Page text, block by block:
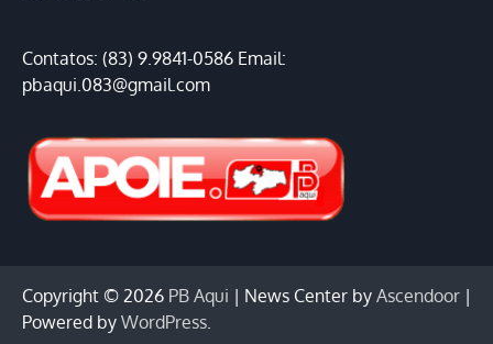
Contatos: (83) 9.9841-0586 Email:
pbaqui.083@gmail.com
Copyright © 2026 PB Aqui | News Center by Ascendoor |
Powered by WordPress